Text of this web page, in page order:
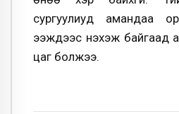
сургуулиуд амандаа
ээжүүдээс нэхэж байгаад
цаг болжээ.